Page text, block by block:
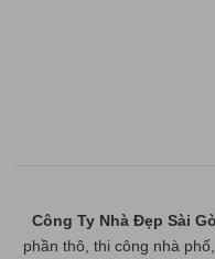
Công Ty Nhà Đẹp Sài
phần thô, thi công nhà